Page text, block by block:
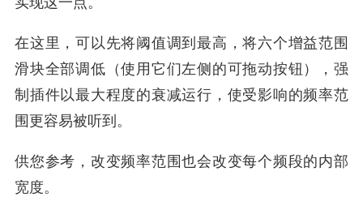
在这里，可以先将阈值调到最高，将六个增益范围
滑块全部调低（使用它们左侧的可拖动按钮），强
制插件以最大程度的衰减运行，使受影响的频率范
围更容易被听到。
供您参考，改变频率范围也会改变每个频段的内部
宽度。